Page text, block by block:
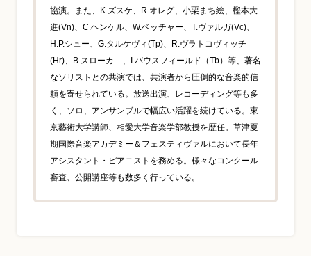
協演。また、K.ズスケ、R.オレグ、小栗まち絵、樫本大
進(Vn)、C.ヘンケル、W.ベッチャー、T.ヴァルガ(Vc)、
H.P.シュー、G.タルケヴィ(Tp)、R.ヴラトコヴィッチ
(Hr)、B.スローカ―、I.バウスフィールド（Tb）等、著名
なソリストとの共演では、共演者から圧倒的な音楽的信
頼を寄せられている。放送出演、レコーディング等も多
く、ソロ、アンサンブルで幅広い活躍を続けている。東
京藝術大学講師、相愛大学音楽学部教授を歴任。草津夏
期国際音楽アカデミー＆フェスティヴァルにおいて長年
アシスタント・ピアニストを務める。様々なコンクール
審査、公開講座等も数多く行っている。